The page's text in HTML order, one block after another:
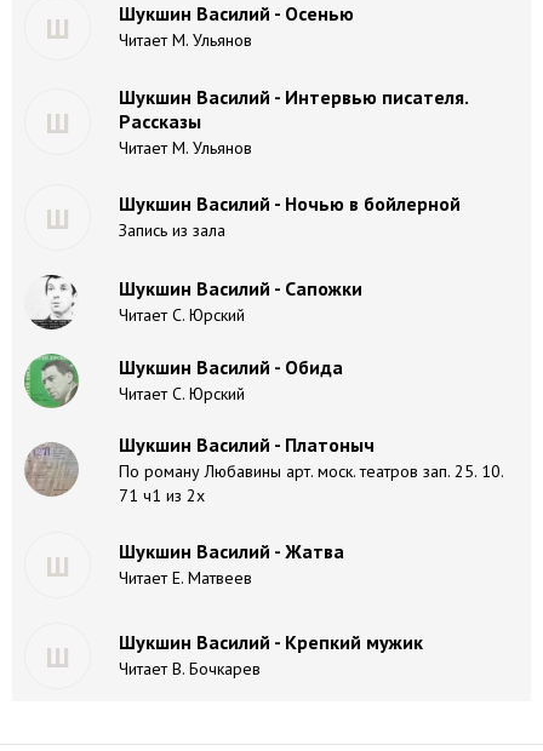
Ш Шукшин Василий - Осенью
Читает М. Ульянов
Ш
Шукшин Василий - Интервью писателя.
Рассказы
Читает М. Ульянов
Ш Шукшин Василий - Ночью в бойлерной
Запись из зала
Шукшин Василий - Сапожки
Читает С. Юрский
Шукшин Василий - Обида
Читает С. Юрский
Шукшин Василий - Платоныч
По роману Любавины арт. моск. театров зап. 25. 10.
71 ч1 из 2х
Ш Шукшин Василий - Жатва
Читает Е. Матвеев
Ш Шукшин Василий - Крепкий мужик
Читает В. Бочкарев